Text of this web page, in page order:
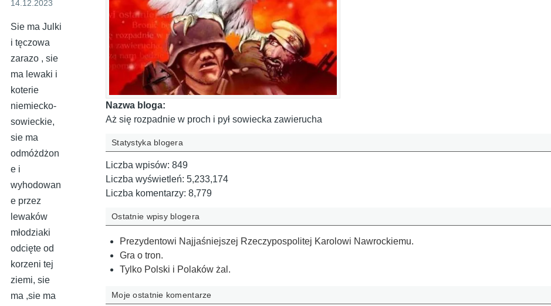
14.12.2023
Sie ma Julki
i tęczowa
zarazo , sie
ma lewaki i
koterie
niemiecko-
sowieckie,
sie ma
odmóżdżon
e i
wyhodowan
e przez
lewaków
młodziaki
odcięte od
korzeni tej
ziemi, sie
ma ,sie ma
Nazwa bloga:
Aż się rozpadnie w proch i pył sowiecka zawierucha
Statystyka blogera
Liczba wpisów: 849
Liczba wyświetleń: 5,233,174
Liczba komentarzy: 8,779
Ostatnie wpisy blogera
Prezydentowi Najjaśniejszej Rzeczypospolitej Karolowi Nawrockiemu.
Gra o tron.
Tylko Polski i Polaków żal.
Moje ostatnie komentarze